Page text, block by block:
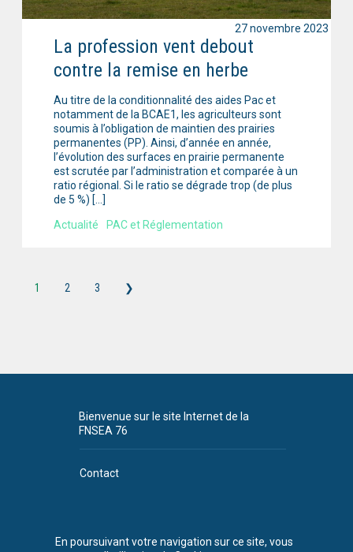
En poursuivant votre navigation sur ce site, vous
La profession vent debout
contre la remise en herbe
Au titre de la conditionnalité des aides Pac et
notamment de la BCAE1, les agriculteurs sont
soumis à l’obligation de maintien des prairies
permanentes (PP). Ainsi, d’année en année,
l’évolution des surfaces en prairie permanente
est scrutée par l’administration et comparée à un
ratio régional. Si le ratio se dégrade trop (de plus
de 5 %) […]
Actualité
PAC et Réglementation
27 novembre 2023
1 2 3 ❯
Bienvenue sur le site Internet de la
FNSEA 76
Contact